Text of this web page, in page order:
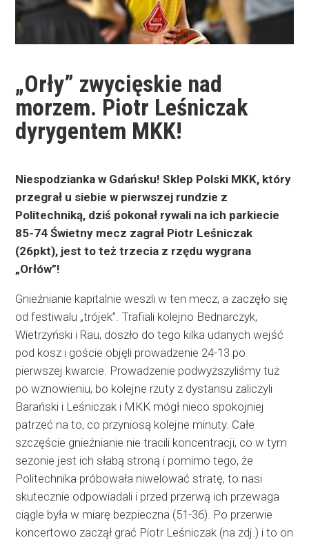
„Orły” zwycięskie nad
morzem. Piotr Leśniczak
dyrygentem MKK!
Niespodzianka w Gdańsku! Sklep Polski MKK, który
przegrał u siebie w pierwszej rundzie z
Politechniką, dziś pokonał rywali na ich parkiecie
85-74Świetny mecz zagrał Piotr Leśniczak
(26pkt), jest to też trzecia z rzędu wygrana
„Orłów”!
Gnieźnianie kapitalnie weszli w ten mecz, a zaczęło się
od festiwalu „trójek”. Trafiali kolejno Bednarczyk,
Wietrzyński i Rau, doszło do tego kilka udanych wejść
pod kosz i goście objęli prowadzenie 24-13 po
pierwszej kwarcie. Prowadzenie podwyższyliśmy tuż
po wznowieniu, bo kolejne rzuty z dystansu zaliczyli
Barański i Leśniczak i MKK mógł nieco spokojniej
patrzeć na to, co przyniosą kolejne minuty. Całe
szczęście gnieźnianie nie tracili koncentracji, co w tym
sezonie jest ich słabą stroną i pomimo tego, że
Politechnika próbowała niwelować stratę, to nasi
skutecznie odpowiadali i przed przerwą ich przewaga
ciągle była w miarę bezpieczna (51-36). Po przerwie
koncertowo zaczął grać Piotr Leśniczak (na zdj.) i to on